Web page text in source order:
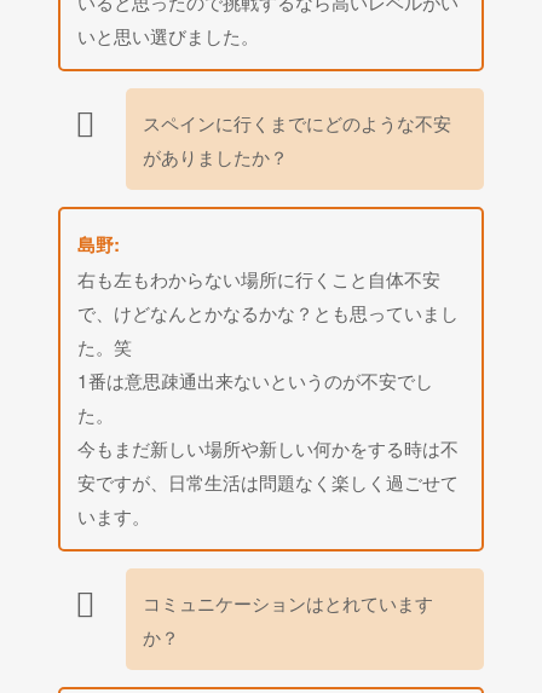
いと思い選びました。
スペインに行くまでにどのような不安
がありましたか？
島野:
右も左もわからない場所に行くこと自体不安
で、けどなんとかなるかな？とも思っていまし
た。笑
1番は意思疎通出来ないというのが不安でし
た。
今もまだ新しい場所や新しい何かをする時は不
安ですが、日常生活は問題なく楽しく過ごせて
います。
コミュニケーションはとれています
か？